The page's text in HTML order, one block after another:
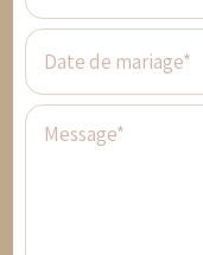
Date de mariage*
Message*